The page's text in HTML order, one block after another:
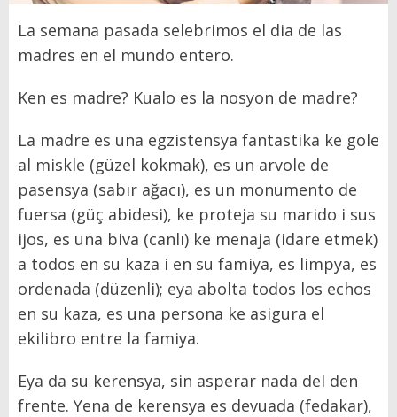
La semana pasada selebrimos el dia de las
madres en el mundo entero.
Ken es madre? Kualo es la nosyon de madre?
La madre es una egzistensya fantastika ke gole
al miskle (güzel kokmak), es un arvole de
pasensya (sabır ağacı), es un monumento de
fuersa (güç abidesi), ke proteja su marido i sus
ijos, es una biva (canlı) ke menaja (idare etmek)
a todos en su kaza i en su famiya, es limpya, es
ordenada (düzenli); eya abolta todos los echos
en su kaza, es una persona ke asigura el
ekilibro entre la famiya.
Eya da su kerensya, sin asperar nada del den
frente. Yena de kerensya es devuada (fedakar),